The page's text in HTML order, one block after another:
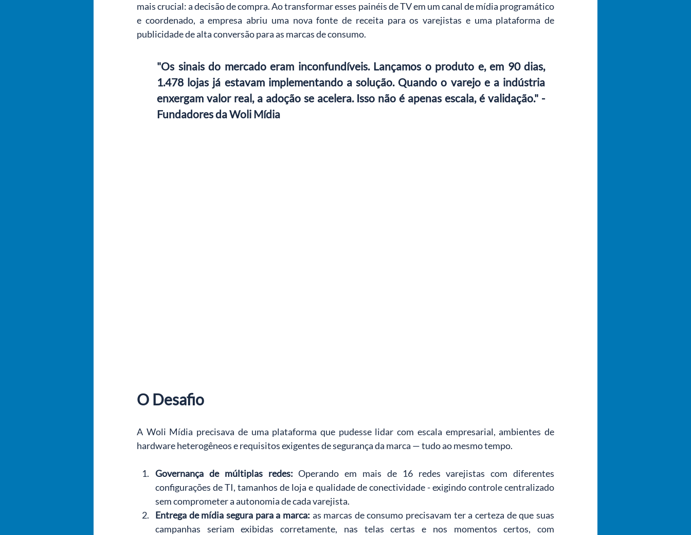
mais crucial: a decisão de compra. Ao transformar esses painéis de TV em um canal de mídia programático
e coordenado, a empresa abriu uma nova fonte de receita para os varejistas e uma plataforma de
publicidade de alta conversão para as marcas de consumo.
"Os sinais do mercado eram inconfundíveis. Lançamos o produto e, em 90 dias,
1.478 lojas já estavam implementando a solução. Quando o varejo e a indústria
enxergam valor real, a adoção se acelera. Isso não é apenas escala, é validação." -
Fundadores da Woli Mídia
O Desafio
A Woli Mídia precisava de uma plataforma que pudesse lidar com escala empresarial, ambientes de
hardware heterogêneos e requisitos exigentes de segurança da marca — tudo ao mesmo tempo.
Governança de múltiplas redes: Operando em mais de 16 redes varejistas com diferentes
configurações de TI, tamanhos de loja e qualidade de conectividade - exigindo controle centralizado
sem comprometer a autonomia de cada varejista.
Entrega de mídia segura para a marca: as marcas de consumo precisavam ter a certeza de que suas
campanhas seriam exibidas corretamente, nas telas certas e nos momentos certos, com